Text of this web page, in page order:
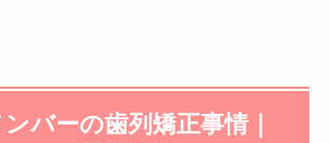
バーの歯列矯正事情｜